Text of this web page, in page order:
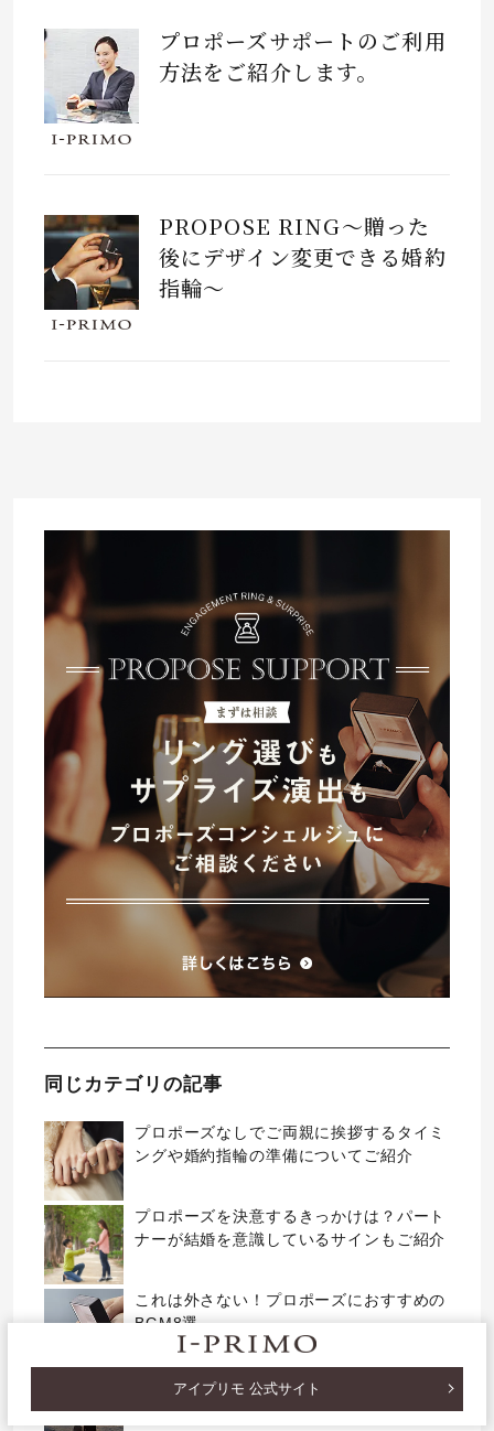
プロポーズサポートのご利用
方法をご紹介します。
PROPOSE RING～贈った
後にデザイン変更できる婚約
指輪～
同じカテゴリの記事
プロポーズなしでご両親に挨拶するタイミ
ングや婚約指輪の準備についてご紹介
プロポーズを決意するきっかけは？パート
ナーが結婚を意識しているサインもご紹介
これは外さない！プロポーズにおすすめの
BGM8選
プロポーズリングとは？おすすめの理由を
一挙ご紹介！
アイプリモ 公式サイト